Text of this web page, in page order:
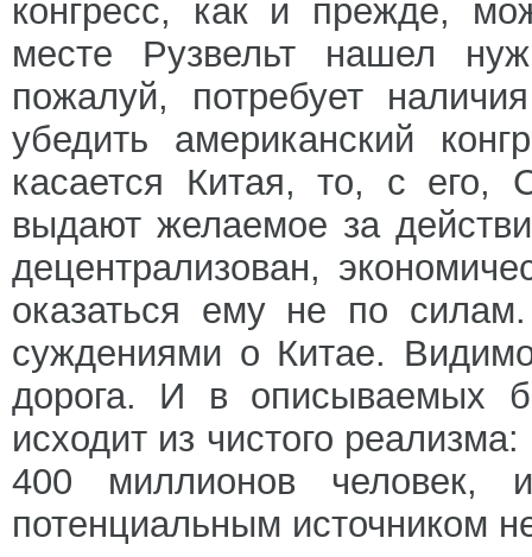
конгресс, как и прежде,
месте Рузвельт нашел
пожалуй, потребует
убедить американский
касается Китая, то, с его,
выдают желаемое за
децентрализован,
оказаться ему не по
суждениями о Китае.
дорога. И в описываемых
исходит из чистого
400 миллионов
потенциальным источником